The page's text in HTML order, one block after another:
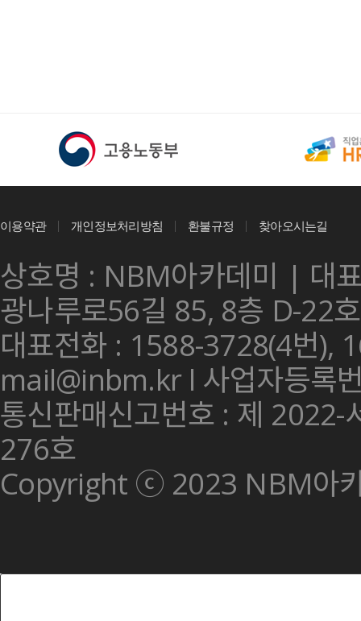
이용약관 개인정보처리방침 환불규정 찾아오시는길
상호명 : NBM아카데미 | 대
광나루로56길 85, 8층 D-22
대표전화 : 1588-3728(4번
mail@inbm.kr l 사업자등록
통신판매신고번호 : 제
276호
Copyright ⓒ 2023 NBM아